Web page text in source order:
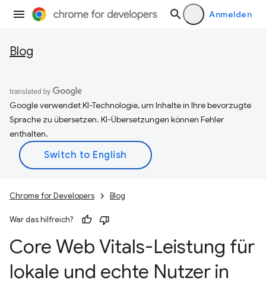
Anmelden
Blog
Google verwendet KI-Technologie, um Inhalte in Ihre bevorzugte
Sprache zu übersetzen. KI-Übersetzungen können Fehler
enthalten.
Chrome for Developers Blog
War das hilfreich?
Core Web Vitals-Leistung für
lokale und echte Nutzer in